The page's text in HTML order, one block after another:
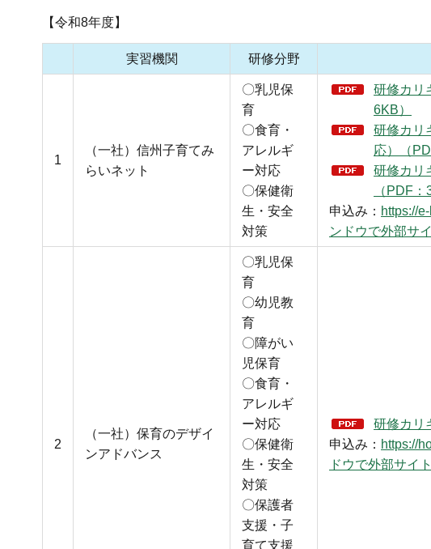
【令和8年度】
実習機関 研修分野
1
（一社）信州子育てみ
らいネット
〇乳児保
育
〇食育・
アレルギ
ー対応
〇保健衛
生・安全
対策
研修カリ
6KB）
研修カリ
応）（
研修カリ
（PDF：
申込み： https://
ンドウで外部サ
2
（一社）保育のデザイ
ンアドバンス
〇乳児保
育
〇幼児教
育
〇障がい
児保育
〇食育・
アレルギ
ー対応
〇保健衛
生・安全
対策
〇保護者
支援・子
育て支援
研修カリ
申込み： https://
ドウで外部サイ